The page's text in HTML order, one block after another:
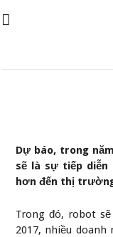
Dự báo, trong
sẽ là sự tiếp diễn
hơn đến thị
Trong đó, robot
2017, nhiều